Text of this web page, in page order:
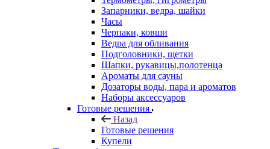
Запарники, ведра, шайки
Часы
Черпаки, ковши
Ведра для обливания
Подголовники, щетки
Шапки, рукавицы,полотенца
Ароматы для сауны
Дозаторы воды, пара и ароматов
Наборы аксессуаров
Готовые решения
Назад
Готовые решения
Купели